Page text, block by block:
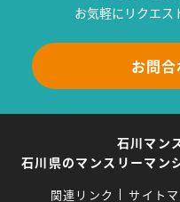
お気軽にリクエス
お問
石川マン
石川県のマンスリーマン
関連リンク サイト